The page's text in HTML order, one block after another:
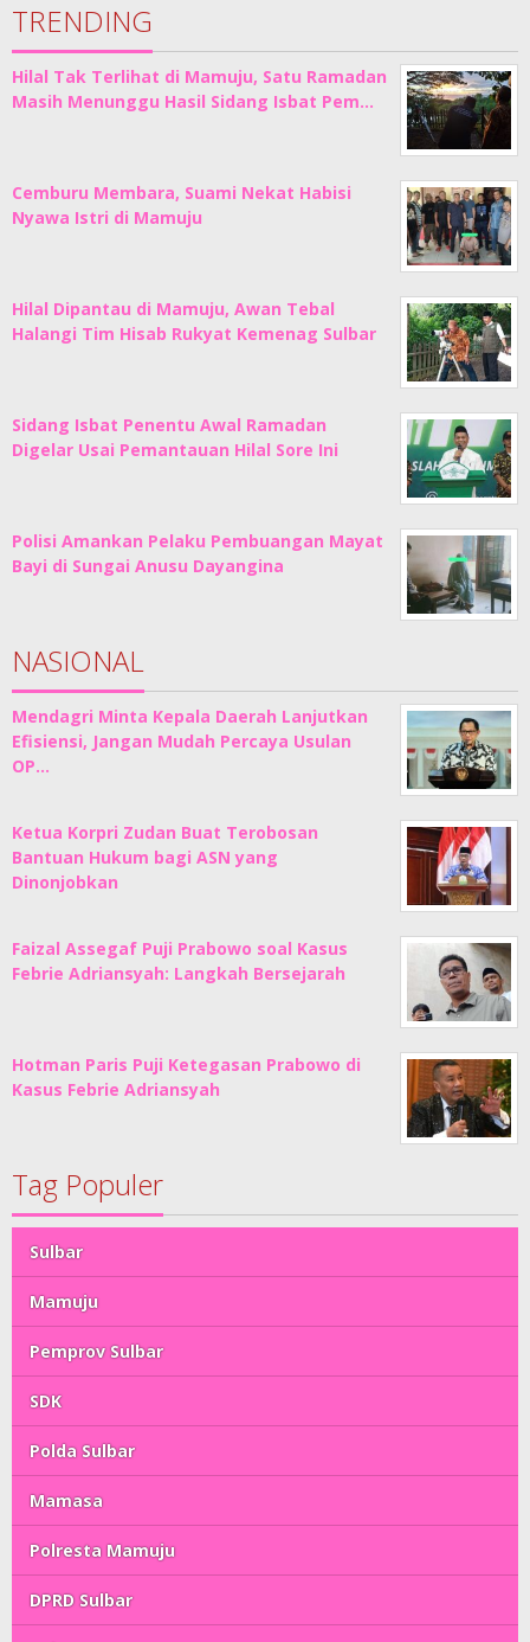
TRENDING
Hilal Tak Terlihat di Mamuju, Satu Ramadan
Masih Menunggu Hasil Sidang Isbat Pem…
Cemburu Membara, Suami Nekat Habisi
Nyawa Istri di Mamuju
Hilal Dipantau di Mamuju, Awan Tebal
Halangi Tim Hisab Rukyat Kemenag Sulbar
Sidang Isbat Penentu Awal Ramadan
Digelar Usai Pemantauan Hilal Sore Ini
Polisi Amankan Pelaku Pembuangan Mayat
Bayi di Sungai Anusu Dayangina
NASIONAL
Mendagri Minta Kepala Daerah Lanjutkan
Efisiensi, Jangan Mudah Percaya Usulan
OP…
Ketua Korpri Zudan Buat Terobosan
Bantuan Hukum bagi ASN yang
Dinonjobkan
Faizal Assegaf Puji Prabowo soal Kasus
Febrie Adriansyah: Langkah Bersejarah
Hotman Paris Puji Ketegasan Prabowo di
Kasus Febrie Adriansyah
Tag Populer
Sulbar
Mamuju
Pemprov Sulbar
SDK
Polda Sulbar
Mamasa
Polresta Mamuju
DPRD Sulbar